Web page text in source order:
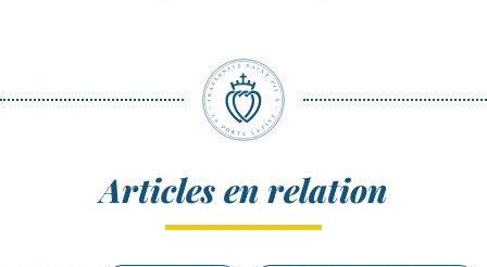
Articles en relation